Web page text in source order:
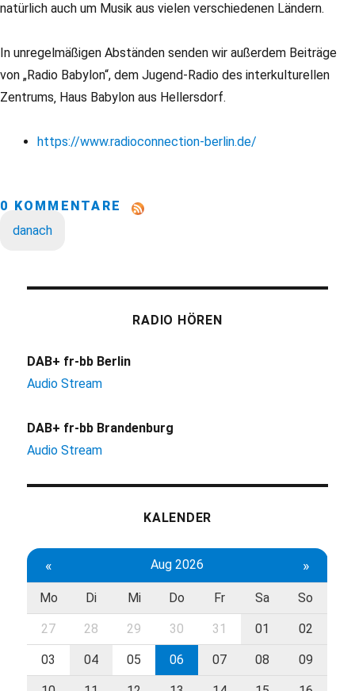
natürlich auch um Musik aus vielen verschiedenen Ländern.
In unregelmäßigen Abständen senden wir außerdem Beiträge
von „Radio Babylon“, dem Jugend-Radio des interkulturellen
Zentrums‚ Haus Babylon aus Hellersdorf.
https://www.radioconnection-berlin.de/
0 KOMMENTARE
danach
RADIO HÖREN
DAB+ fr-bb Berlin
Audio Stream
DAB+ fr-bb Brandenburg
Audio Stream
KALENDER
« Aug 2026 »
Mo Di Mi Do Fr Sa So
27 28 29 30 31 01 02
03 04 05 06 07 08 09